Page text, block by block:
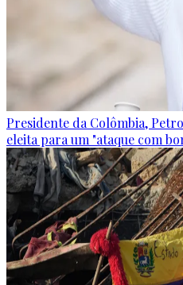
Presidente da Colômbia,
eleita para um "ataque com